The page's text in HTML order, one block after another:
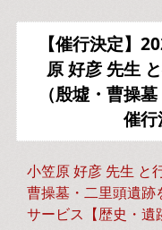
【催行決定】
原 好彦 先生
（殷墟・曹操
催行
小笠原 好彦 先生 と
曹操墓・二里頭遺
サービス【歴史・遺